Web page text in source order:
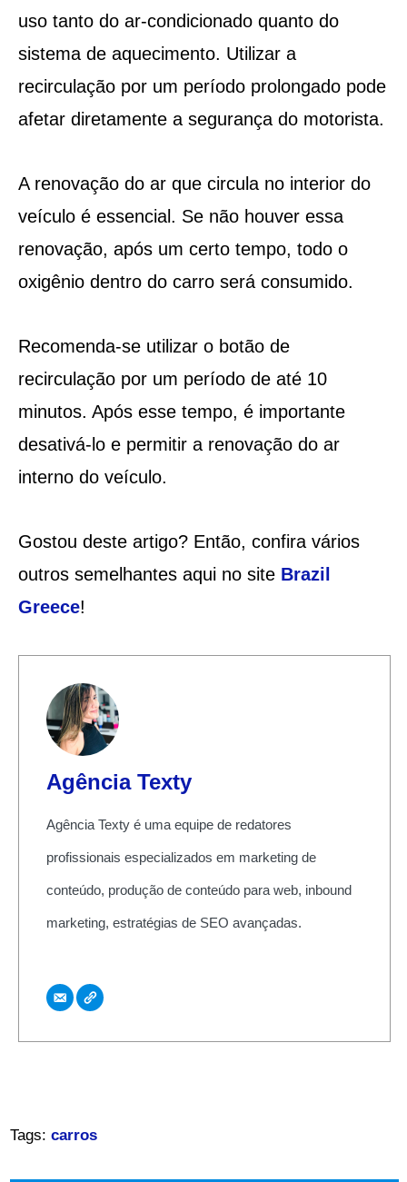
uso tanto do ar-condicionado quanto do
sistema de aquecimento. Utilizar a
recirculação por um período prolongado pode
afetar diretamente a segurança do motorista.
A renovação do ar que circula no interior do
veículo é essencial. Se não houver essa
renovação, após um certo tempo, todo o
oxigênio dentro do carro será consumido.
Recomenda-se utilizar o botão de
recirculação por um período de até 10
minutos. Após esse tempo, é importante
desativá-lo e permitir a renovação do ar
interno do veículo.
Gostou deste artigo? Então, confira vários
outros semelhantes aqui no site Brazil
Greece!
Agência Texty
Agência Texty é uma equipe de redatores
profissionais especializados em marketing de
conteúdo, produção de conteúdo para web, inbound
marketing, estratégias de SEO avançadas.
Tags: carros